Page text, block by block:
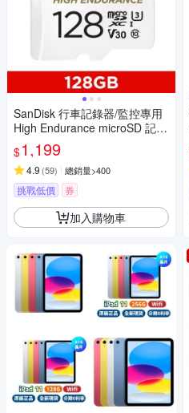
SanDisk 行車記錄器/監控專用
High Endurance microSD 記憶
卡 128GB 公司貨
$1,199
4.9 (59) 總銷量>400
挑戰低價 券
加入購物車